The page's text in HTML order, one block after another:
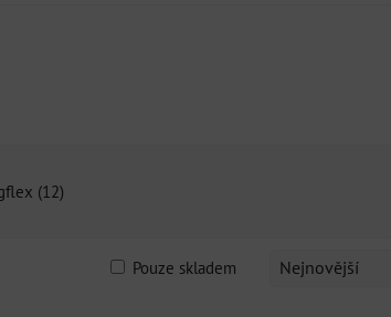
(12)
Nejnovější
Pouze skladem